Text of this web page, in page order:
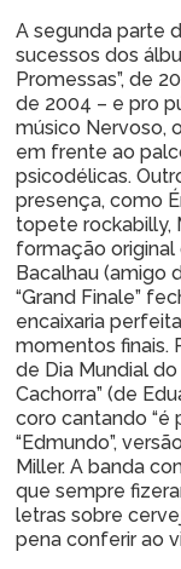
A segunda parte
sucessos dos
Promessas”, de
de 2004 – e pro
músico Nervoso,
em frente ao
psicodélicas.
presença, como
topete rockabilly,
formação
Bacalhau (amigo
“Grand Finale”
encaixaria
momentos finais.
de Dia Mundial
Cachorra” (de
coro cantando “é
“Edmundo”,
Miller. A banda
que sempre
letras sobre
pena conferir ao